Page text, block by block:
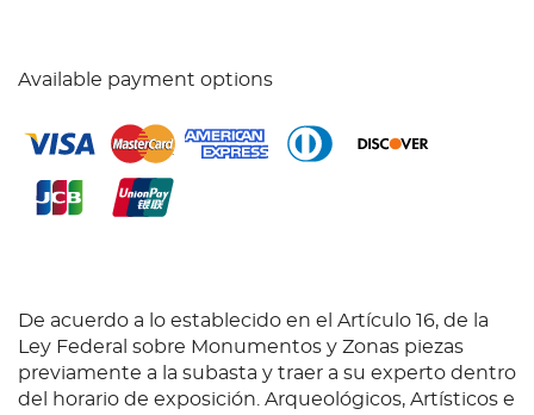
Available payment options
De acuerdo a lo establecido en el Artículo 16, de la
Ley Federal sobre Monumentos y Zonas piezas
previamente a la subasta y traer a su experto dentro
del horario de exposición. Arqueológicos, Artísticos e